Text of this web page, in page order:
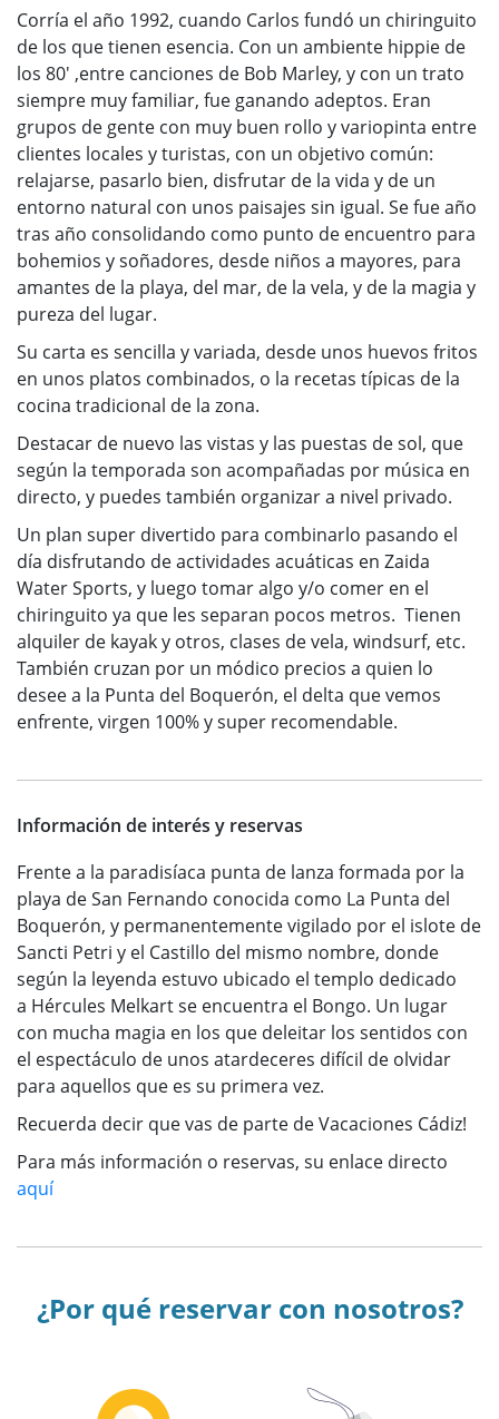
Corría el año 1992, cuando Carlos fundó un chiringuito
de los que tienen esencia. Con un ambiente hippie de
los 80' ,entre canciones de Bob Marley, y con un trato
siempre muy familiar, fue ganando adeptos. Eran
grupos de gente con muy buen rollo y variopinta entre
clientes locales y turistas, con un objetivo común:
relajarse, pasarlo bien, disfrutar de la vida y de un
entorno natural con unos paisajes sin igual. Se fue año
tras año consolidando como punto de encuentro para
bohemios y soñadores, desde niños a mayores, para
amantes de la playa, del mar, de la vela, y de la magia y
pureza del lugar.
Su carta es sencilla y variada, desde unos huevos fritos
en unos platos combinados, o la recetas típicas de la
cocina tradicional de la zona.
Destacar de nuevo las vistas y las puestas de sol, que
según la temporada son acompañadas por música en
directo, y puedes también organizar a nivel privado.
Un plan super divertido para combinarlo pasando el
día disfrutando de actividades acuáticas en Zaida
Water Sports, y luego tomar algo y/o comer en el
chiringuito ya que les separan pocos metros. Tienen
alquiler de kayak y otros, clases de vela, windsurf, etc.
También cruzan por un módico precios a quien lo
desee a la Punta del Boquerón, el delta que vemos
enfrente, virgen 100% y super recomendable.
Información de interés y reservas
Frente a la paradisíaca punta de lanza formada por la
playa de San Fernando conocida como La Punta del
Boquerón, y permanentemente vigilado por el islote de
Sancti Petri y el Castillo del mismo nombre, donde
según la leyenda estuvo ubicado el templo dedicado
a Hércules Melkart se encuentra el Bongo. Un lugar
con mucha magia en los que deleitar los sentidos con
el espectáculo de unos atardeceres difícil de olvidar
para aquellos que es su primera vez.
Recuerda decir que vas de parte de Vacaciones Cádiz!
Para más información o reservas, su enlace directo
aquí
¿Por qué reservar con nosotros?